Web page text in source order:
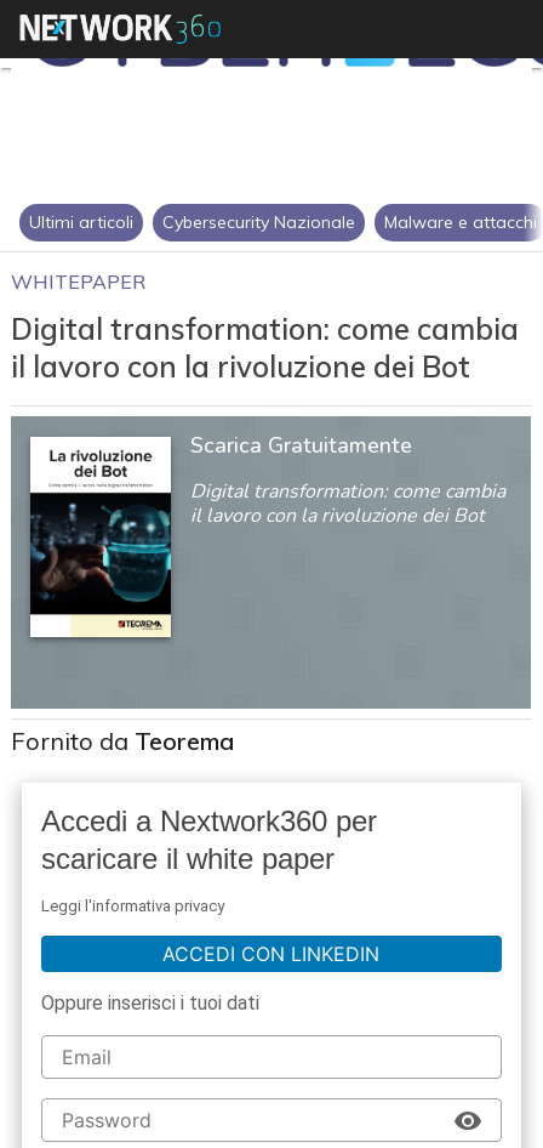
Ultimi articoli Cybersecurity Nazionale Malware e attacchi
WHITEPAPER
Digital transformation: come cambia
il lavoro con la rivoluzione dei Bot
Scarica Gratuitamente
Digital transformation: come cambia
il lavoro con la rivoluzione dei Bot
Fornito da Teorema
Accedi a Nextwork360 per
scaricare il white paper
Leggi l'informativa privacy
ACCEDI CON LINKEDIN
Oppure inserisci i tuoi dati